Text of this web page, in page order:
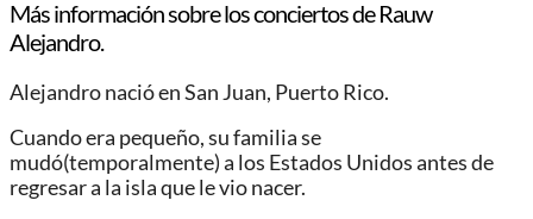
Más información sobre los conciertos de Rauw
Alejandro.
Alejandro nació en San Juan, Puerto Rico.
Cuando era pequeño, su familia se
mudó(temporalmente) a los Estados Unidos antes de
regresar a la isla que le vio nacer.